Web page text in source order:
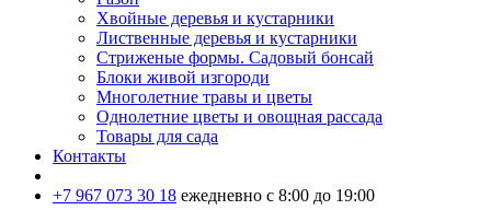
Хвойные деревья и кустарники
Лиственные деревья и кустарники
Стриженые формы. Садовый бонсай
Блоки живой изгороди
Многолетние травы и цветы
Однолетние цветы и овощная рассада
Товары для сада
Контакты
+7 967 073 30 18 ежедневно с 8:00 до 19:00